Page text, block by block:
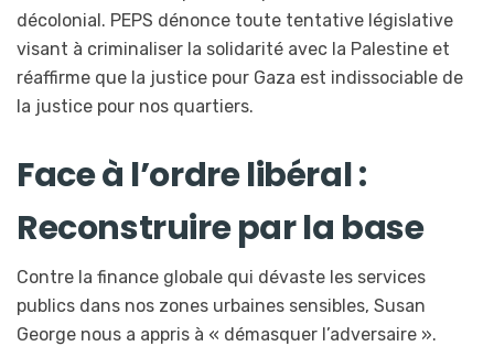
décolonial. PEPS dénonce toute tentative législative
visant à criminaliser la solidarité avec la Palestine et
réaffirme que la justice pour Gaza est indissociable de
la justice pour nos quartiers.
Face à l’ordre libéral :
Reconstruire par la base
Contre la finance globale qui dévaste les services
publics dans nos zones urbaines sensibles, Susan
George nous a appris à « démasquer l’adversaire ».